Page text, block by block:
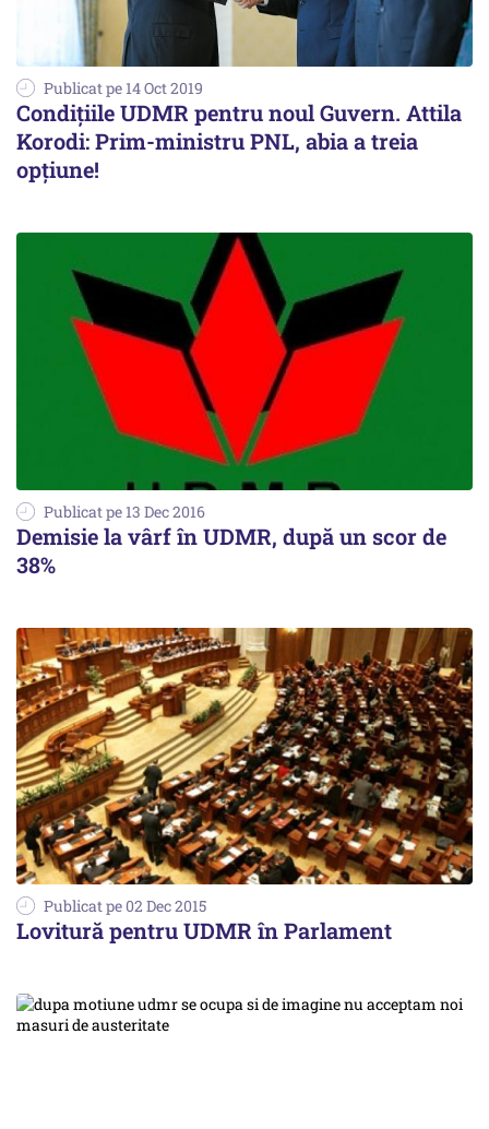
Publicat pe 14 Oct 2019
Condițiile UDMR pentru noul Guvern. Attila
Korodi: Prim-ministru PNL, abia a treia
opțiune!
Publicat pe 13 Dec 2016
Demisie la vârf în UDMR, după un scor de
38%
Publicat pe 02 Dec 2015
Lovitură pentru UDMR în Parlament